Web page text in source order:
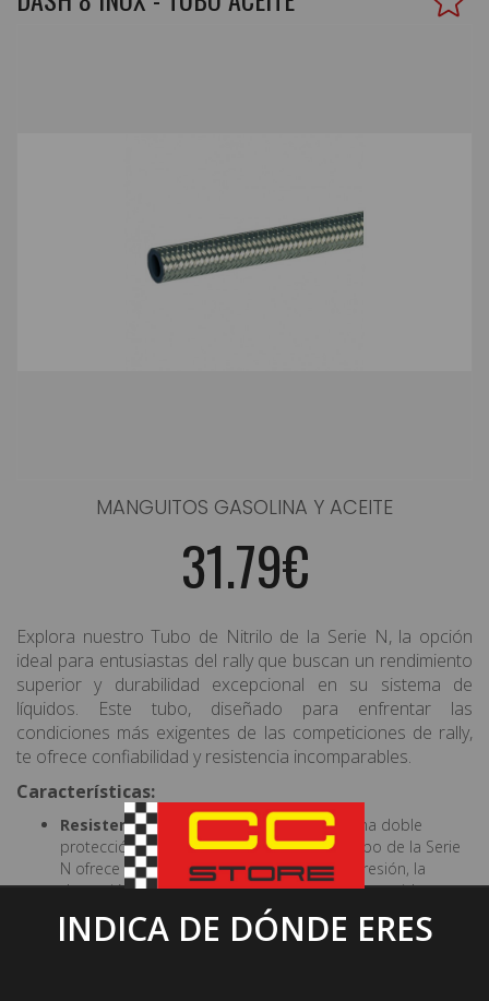
INDICA DE DÓNDE ERES
MANGUITOS GASOLINA Y ACEITE
31.79€
Explora nuestro Tubo de Nitrilo de la Serie N, la opción
ideal para entusiastas del rally que buscan un rendimiento
superior y durabilidad excepcional en su sistema de
líquidos. Este tubo, diseñado para enfrentar las
condiciones más exigentes de las competiciones de rally,
te ofrece confiabilidad y resistencia incomparables.
Características:
Resistencia Reforzada:Equipado con una doble
protección de acero inoxidable, nuestro tubo de la Serie
N ofrece una resistencia excepcional a la presión, la
depresión y los impactos externos. Está construido para
soportar las condiciones más rigurosas en la pista de
rally.